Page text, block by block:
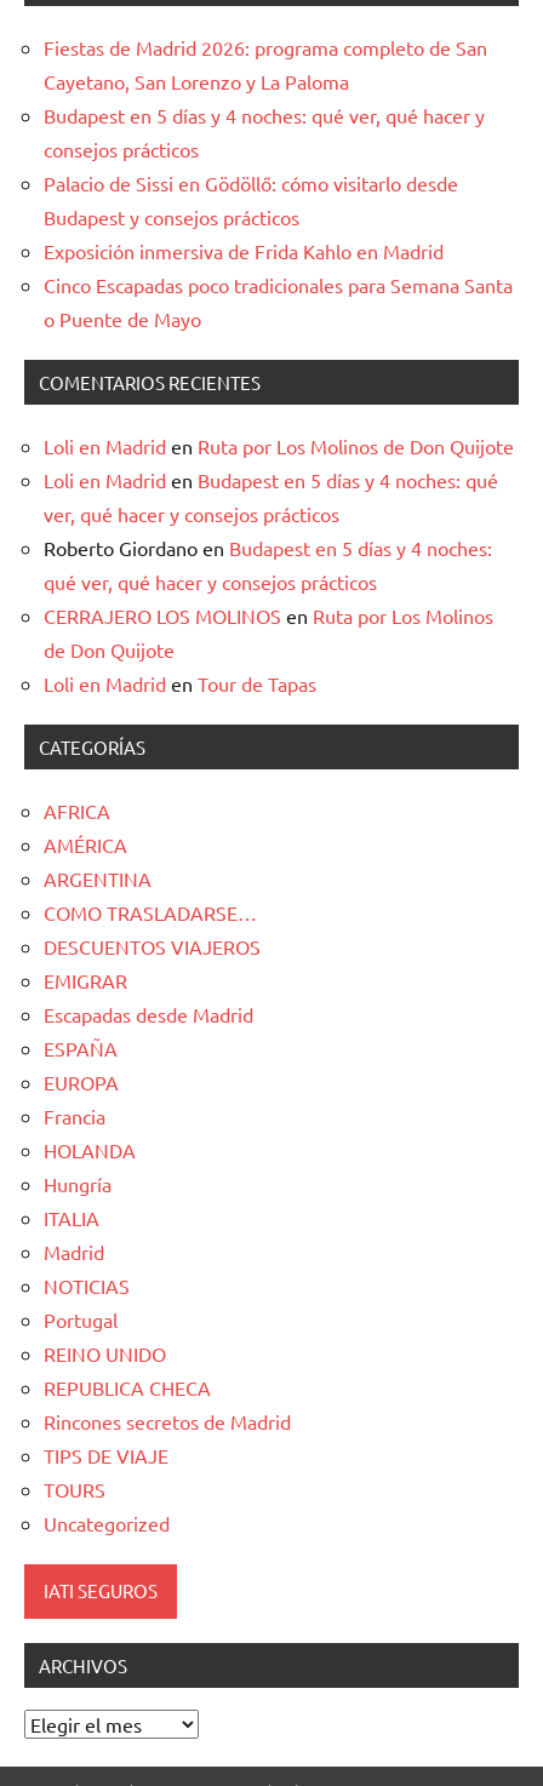
Fiestas de Madrid 2026: programa completo de San
Cayetano, San Lorenzo y La Paloma
Budapest en 5 días y 4 noches: qué ver, qué hacer y
consejos prácticos
Palacio de Sissi en Gödöllő: cómo visitarlo desde
Budapest y consejos prácticos
Exposición inmersiva de Frida Kahlo en Madrid
Cinco Escapadas poco tradicionales para Semana Santa
o Puente de Mayo
COMENTARIOS RECIENTES
Loli en Madrid en Ruta por Los Molinos de Don Quijote
Loli en Madrid en Budapest en 5 días y 4 noches: qué
ver, qué hacer y consejos prácticos
Roberto Giordano en Budapest en 5 días y 4 noches:
qué ver, qué hacer y consejos prácticos
CERRAJERO LOS MOLINOS en Ruta por Los Molinos
de Don Quijote
Loli en Madrid en Tour de Tapas
CATEGORÍAS
AFRICA
AMÉRICA
ARGENTINA
COMO TRASLADARSE…
DESCUENTOS VIAJEROS
EMIGRAR
Escapadas desde Madrid
ESPAÑA
EUROPA
Francia
HOLANDA
Hungría
ITALIA
Madrid
NOTICIAS
Portugal
REINO UNIDO
REPUBLICA CHECA
Rincones secretos de Madrid
TIPS DE VIAJE
TOURS
Uncategorized
IATI SEGUROS
ARCHIVOS
Archivos